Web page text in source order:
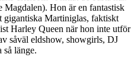
Hon är en fantastisk
gigantiska Martiniglas, faktiskt
Harley Queen när hon inte utför
såväl eldshow, showgirls, DJ
länge.